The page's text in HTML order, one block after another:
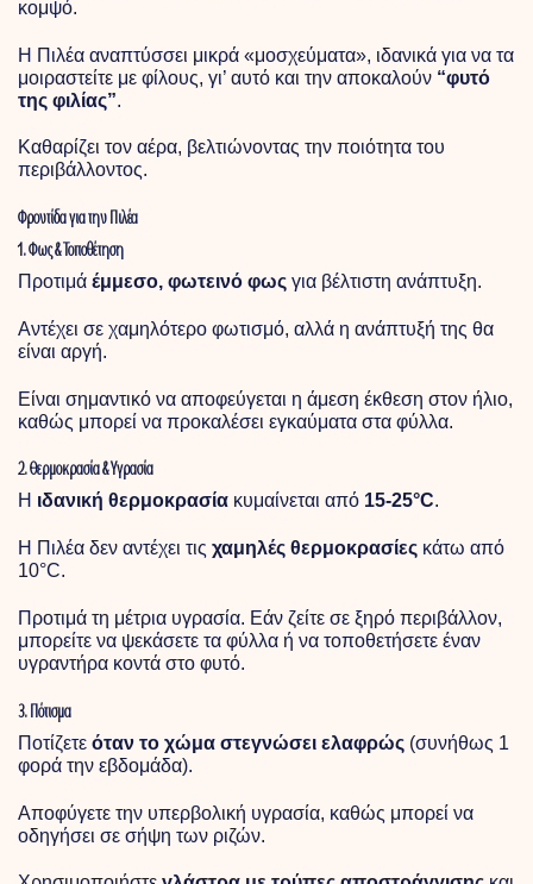
κομψό.
Η Πιλέα αναπτύσσει μικρά «μοσχεύματα», ιδανικά για να τα
μοιραστείτε με φίλους, γι’ αυτό και την αποκαλούν “φυτό
της φιλίας”.
Καθαρίζει τον αέρα, βελτιώνοντας την ποιότητα του
περιβάλλοντος.
Φροντίδα για την Πιλέα
1. Φως & Τοποθέτηση
Προτιμά έμμεσο, φωτεινό φως για βέλτιστη ανάπτυξη.
Αντέχει σε χαμηλότερο φωτισμό, αλλά η ανάπτυξή της θα
είναι αργή.
Είναι σημαντικό να αποφεύγεται η άμεση έκθεση στον ήλιο,
καθώς μπορεί να προκαλέσει εγκαύματα στα φύλλα.
2. Θερμοκρασία & Υγρασία
Η ιδανική θερμοκρασία κυμαίνεται από 15-25°C.
Η Πιλέα δεν αντέχει τις χαμηλές θερμοκρασίες κάτω από
10°C.
Προτιμά τη μέτρια υγρασία. Εάν ζείτε σε ξηρό περιβάλλον,
μπορείτε να ψεκάσετε τα φύλλα ή να τοποθετήσετε έναν
υγραντήρα κοντά στο φυτό.
3. Πότισμα
Ποτίζετε όταν το χώμα στεγνώσει ελαφρώς (συνήθως 1
φορά την εβδομάδα).
Αποφύγετε την υπερβολική υγρασία, καθώς μπορεί να
οδηγήσει σε σήψη των ριζών.